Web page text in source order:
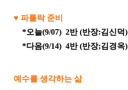
♥ 파틀락 준비
*오늘(9/07) 2반 (반장:김신덕)
*다음(9/14) 4반 (반장;김경옥)
예수를 생각하는 삶